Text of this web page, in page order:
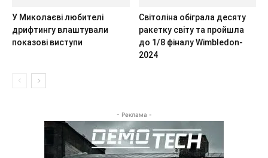
У Миколаєві любителі
дрифтингу влаштували
показові виступи
Світоліна обіграла десяту
ракетку світу та пройшла
до 1/8 фіналу Wimbledon-
2024
- Реклама -